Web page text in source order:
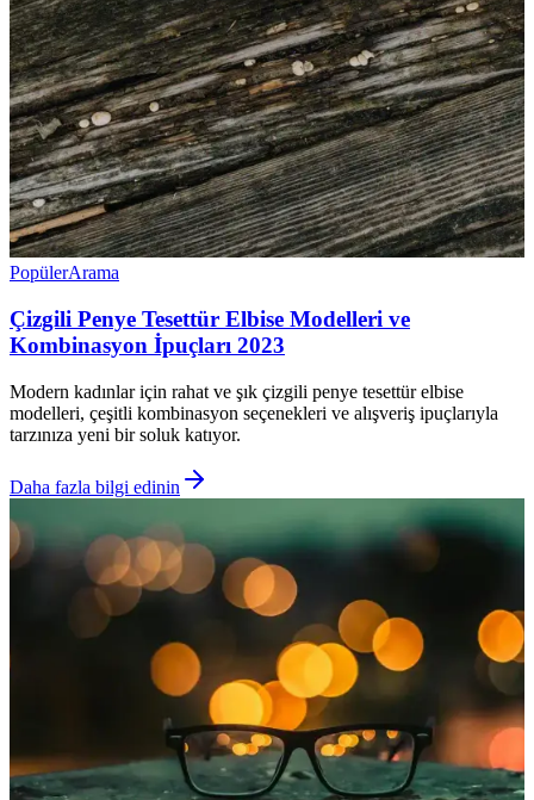
PopülerArama
Çizgili Penye Tesettür Elbise Modelleri ve
Kombinasyon İpuçları 2023
Modern kadınlar için rahat ve şık çizgili penye tesettür elbise
modelleri, çeşitli kombinasyon seçenekleri ve alışveriş ipuçlarıyla
tarzınıza yeni bir soluk katıyor.
Daha fazla bilgi edinin